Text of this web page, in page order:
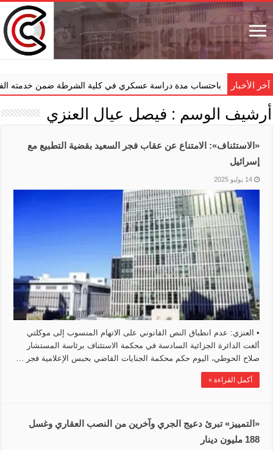
آخر الأخبارباحتساب مدة دراسة عسكري في كلية الشرطة ضمن خدمته الفعلية
أرشيف الوسم : فيصل عيال العنزي
‏«الاستئناف»: الامتناع عن عقاب فجر السعيد بقضية التطبيع مع
إسرائيل
14 يوليو 2025
• العنزي: عدم انطباق النص القانوني على الاتهام المنسوب إلى موكلتي
ألغت الدائرة الجزائية السادسة في محكمة الاستئناف برئاسة المستشار
صلاح الحوطي، اليوم حكم محكمة الجنايات القاضي بحبس الإعلامية فجر …
أكمل القراءة »
«التمييز» تبرئ دعيج الجري وآخرين من النصب العقاري وغسل
188 مليون دينار